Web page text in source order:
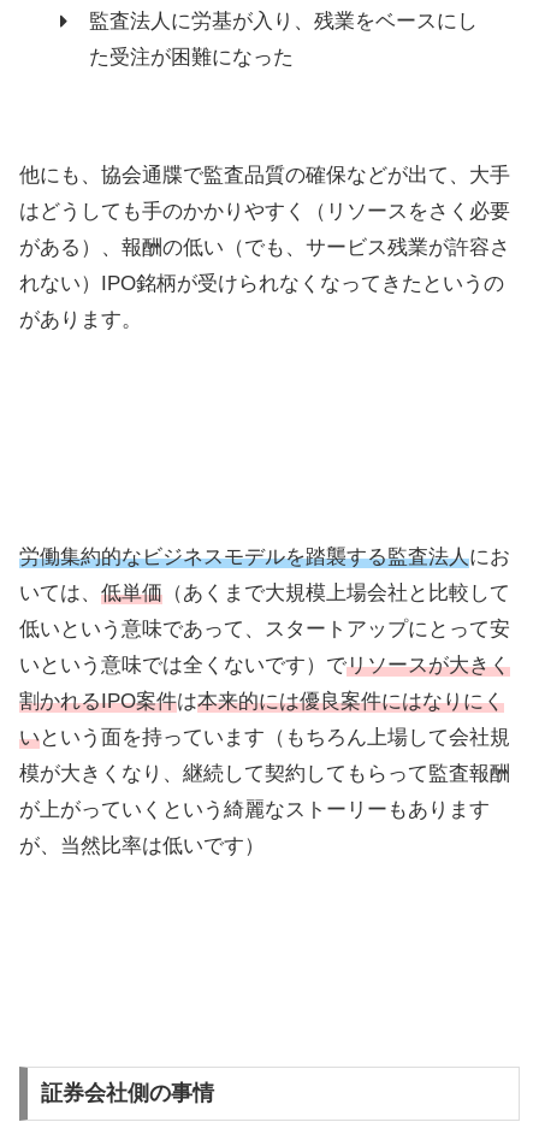
監査法人に労基が入り、残業をベースにし
た受注が困難になった
他にも、協会通牒で監査品質の確保などが出て、大手
はどうしても手のかかりやすく（リソースをさく必要
がある）、報酬の低い（でも、サービス残業が許容さ
れない）IPO銘柄が受けられなくなってきたというの
があります。
労働集約的なビジネスモデルを踏襲する監査法人にお
いては、 低単価 （あくまで大規模上場会社と比較して
低いという意味であって、スタートアップにとって安
いという意味では全くないです）でリソースが大きく
割かれるIPO案件は本来的には優良案件にはなりにく
いという面を持っています（もちろん上場して会社規
模が大きくなり、継続して契約してもらって監査報酬
が上がっていくという綺麗なストーリーもあります
が、当然比率は低いです）
証券会社側の事情